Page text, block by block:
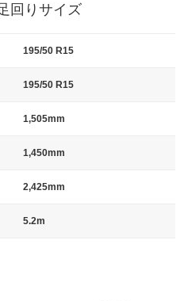
回りサイズ
195/50 R15
195/50 R15
1,505mm
1,450mm
2,425mm
5.2m